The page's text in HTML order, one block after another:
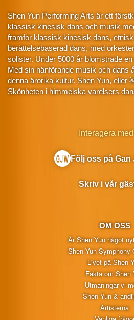
Shen Yun Performing Arts är ett
klassisk kinesisk dans och musik
framför klassisk kinesisk dans,
berättelsebaserad dans, med
solister. Under 5000 år blomstrade
Med sin hänförande musik och dans
denna ärorika kultur. Shen Yun, eller
Skönheten i himmelska varelsers
OM OSS
Är Shen Yun något
Shen Yun Symphony
Livet på Shen
Fakta om Shen
Utmaningar vi
Shen Yun &
Artisterna
Interagera
Följ oss på Gan
Skriv i vår